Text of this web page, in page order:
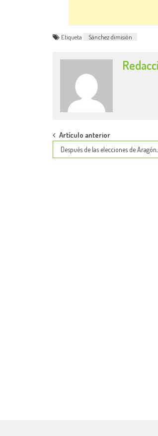
Etiqueta Sánchez dimisión
Post
navigation
Artículo anterior
Después de las elecciones de